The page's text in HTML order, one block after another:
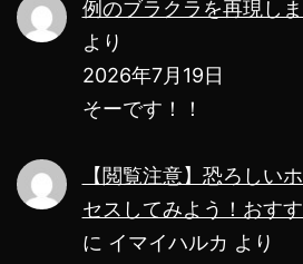
例のブラクラを再現し
より
2026年7月19日
そーです！！
【閲覧注意】恐ろしい
セスしてみよう！おす
に イマイハルカ より